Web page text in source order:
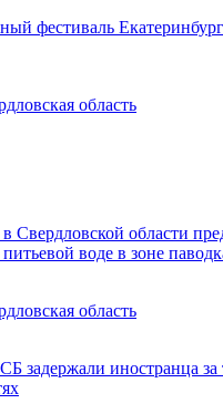
фестиваль
область
Свердловской области
воде в зоне
область
задержали иностранца за